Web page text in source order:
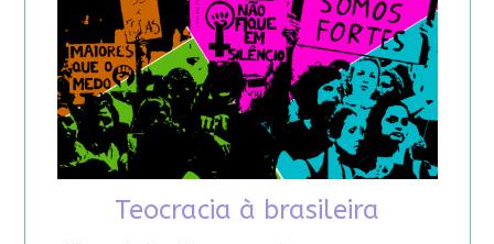
Teocracia à brasileira